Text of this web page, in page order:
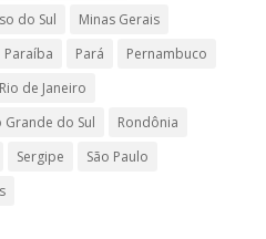
do Sul
Minas Gerais
Paraíba Pará
Pernambuco
Rio de Janeiro
Grande do Sul
Rondônia
Sergipe
São Paulo